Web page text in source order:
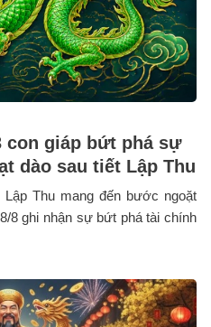
con giáp bứt phá sự
dào sau tiết Lập Thu
Thu mang đến bước ngoặt
8 ghi nhận sự bứt phá tài chính